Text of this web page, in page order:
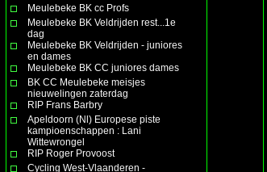
Meulebeke BK cc Profs
Meulebeke BK Veldrijden rest...1e
dag
Meulebeke BK Veldrijden - juniores
en dames
Meulebeke BK CC juniores dames
BK CC Meulebeke meisjes
nieuwelingen zaterdag
RIP Frans Barbry
Apeldoorn (Nl) Europese piste
kampioenschappen : Lani
Wittewrongel
RIP Roger Provoost
Cycling West-Vlaanderen -